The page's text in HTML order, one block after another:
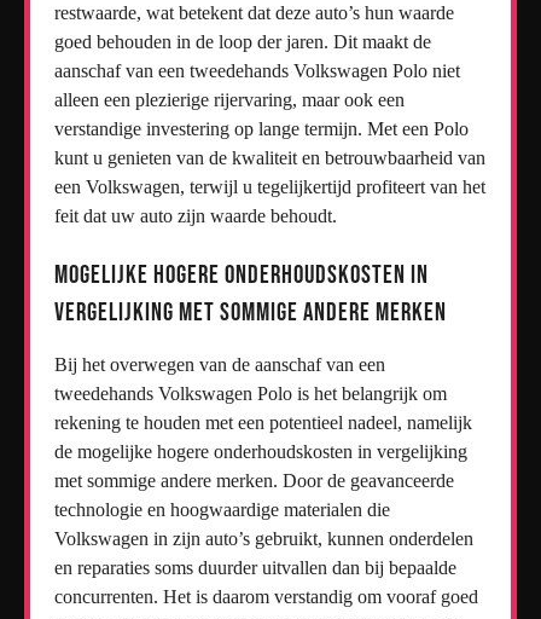
restwaarde, wat betekent dat deze auto’s hun waarde
goed behouden in de loop der jaren. Dit maakt de
aanschaf van een tweedehands Volkswagen Polo niet
alleen een plezierige rijervaring, maar ook een
verstandige investering op lange termijn. Met een Polo
kunt u genieten van de kwaliteit en betrouwbaarheid van
een Volkswagen, terwijl u tegelijkertijd profiteert van het
feit dat uw auto zijn waarde behoudt.
Mogelijke hogere onderhoudskosten in
vergelijking met sommige andere merken
Bij het overwegen van de aanschaf van een
tweedehands Volkswagen Polo is het belangrijk om
rekening te houden met een potentieel nadeel, namelijk
de mogelijke hogere onderhoudskosten in vergelijking
met sommige andere merken. Door de geavanceerde
technologie en hoogwaardige materialen die
Volkswagen in zijn auto’s gebruikt, kunnen onderdelen
en reparaties soms duurder uitvallen dan bij bepaalde
concurrenten. Het is daarom verstandig om vooraf goed